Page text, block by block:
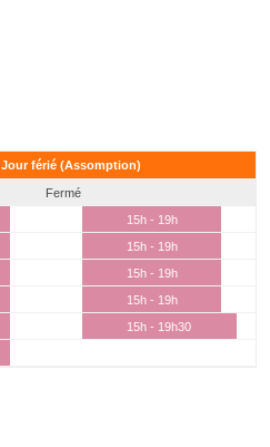
Jour férié (Assomption)
Fermé
15h - 19h
15h - 19h
15h - 19h
15h - 19h
15h - 19h30